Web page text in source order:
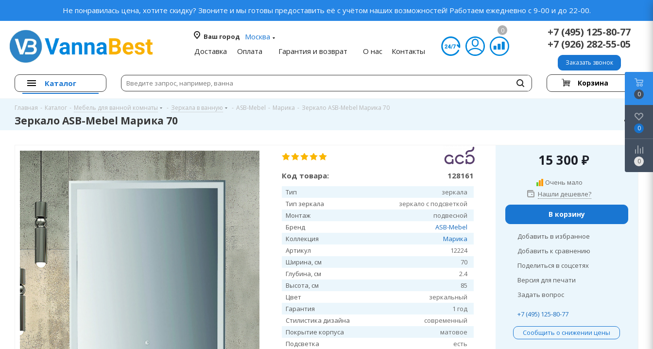
Не понравилась цена, хотите скидку? Звоните и мы готовы предоставить её с учётом наших возможностей! Работаем ежедневно с 9-00 и до 22-00.
Ваш город
Москва
Доставка
Оплата Гарантия и возврат О нас Контакты
0
+7 (495) 125-80-77
+7 (926) 282-55-05
Заказать звонок
Каталог Корзина
Главная - Каталог - Мебель для ванной комнаты - Зеркала в ванную - ASB-Mebel - Марика - Зеркало ASB-Mebel Марика 70
Зеркало ASB-Mebel Марика 70
Код товара: 128161
Тип
зеркала
Тип зеркала
зеркало с подсветкой
Монтаж
подвесной
Бренд
ASB-Mebel
Коллекция
Марика
Артикул
12224
Ширина, см
70
Глубина, см
2.4
Высота, см
85
Цвет
зеркальный
Гарантия
1 год
Стилистика дизайна
современный
Покрытие корпуса
матовое
Подсветка
есть
15 300 ₽
Очень мало
Нашли дешевле?
В корзину
Добавить в избранное
Добавить к сравнению
Поделиться в соцсетях
Версия для печати
Задать вопрос
+7 (495) 125-80-77
Сообщить о снижении цены
0
0
0